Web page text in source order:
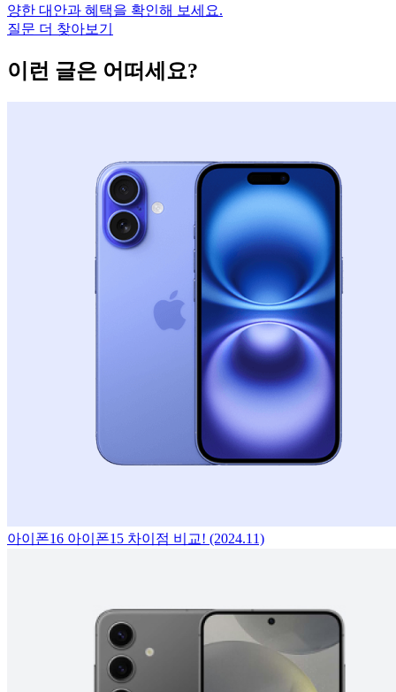
양한 대안과 혜택을 확인해 보세요.
질문 더 찾아보기
이런 글은 어떠세요?
아이폰16 아이폰15 차이점 비교! (2024.11)